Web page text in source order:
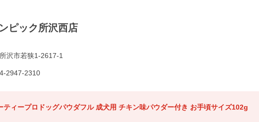
ピック所沢西店
沢市若狭1-2617-1
2947-2310
ティープロドッグパウダフル 成犬用 チキン味パウダー付き お手頃サイズ102g